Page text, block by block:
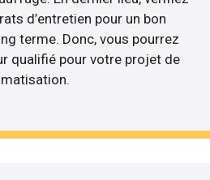
d’entretien pour un bon
terme. Donc, vous pourrez
qualifié pour votre projet de